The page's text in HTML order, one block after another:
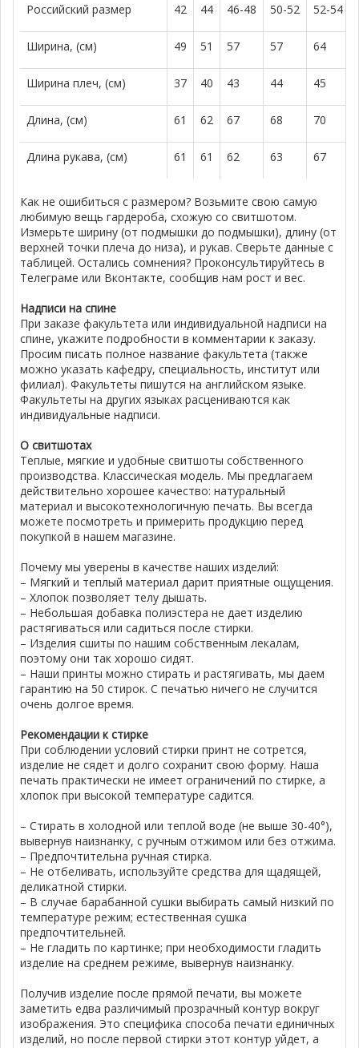
Российский размер 42 44 46-48 50-52 52-54
Ширина, (см) 49 51 57 57 64
Ширина плеч, (см) 37 40 43 44 45
Длина, (см) 61 62 67 68 70
Длина рукава, (см) 61 61 62 63 67
Как не ошибиться с размером? Возьмите свою самую
любимую вещь гардероба, схожую со свитшотом.
Измерьте ширину (от подмышки до подмышки), длину (от
верхней точки плеча до низа), и рукав. Сверьте данные с
таблицей. Остались сомнения? Проконсультируйтесь в
Телеграме или Вконтакте, сообщив нам рост и вес.
Надписи на спине
При заказе факультета или индивидуальной надписи на
спине, укажите подробности в комментарии к заказу.
Просим писать полное название факультета (также
можно указать кафедру, специальность, институт или
филиал). Факультеты пишутся на английском языке.
Факультеты на других языках расцениваются как
индивидуальные надписи.
О свитшотах
Теплые, мягкие и удобные свитшоты собственного
производства. Классическая модель. Мы предлагаем
действительно хорошее качество: натуральный
материал и высокотехнологичную печать. Вы всегда
можете посмотреть и примерить продукцию перед
покупкой в нашем магазине.
Почему мы уверены в качестве наших изделий:
– Мягкий и теплый материал дарит приятные ощущения.
– Хлопок позволяет телу дышать.
– Небольшая добавка полиэстера не дает изделию
растягиваться или садиться после стирки.
– Изделия сшиты по нашим собственным лекалам,
поэтому они так хорошо сидят.
– Наши принты можно стирать и растягивать, мы даем
гарантию на 50 стирок. С печатью ничего не случится
очень долгое время.
Рекомендации к стирке
При соблюдении условий стирки принт не сотрется,
изделие не сядет и долго сохранит свою форму. Наша
печать практически не имеет ограничений по стирке, а
хлопок при высокой температуре садится.
– Стирать в холодной или теплой воде (не выше 30-40°),
вывернув наизнанку, с ручным отжимом или без отжима.
– Предпочтительна ручная стирка.
– Не отбеливать, используйте средства для щадящей,
деликатной стирки.
– В случае барабанной сушки выбирать самый низкий по
температуре режим; естественная сушка
предпочтительней.
– Не гладить по картинке; при необходимости гладить
изделие на среднем режиме, вывернув наизнанку.
Получив изделие после прямой печати, вы можете
заметить едва различимый прозрачный контур вокруг
изображения. Это специфика способа печати единичных
изделий, но после первой стирки этот контур уйдет, а